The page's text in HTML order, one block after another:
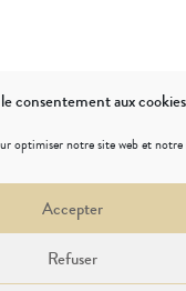
consentement aux cookies
optimiser notre site web et notre
Accepter
Refuser